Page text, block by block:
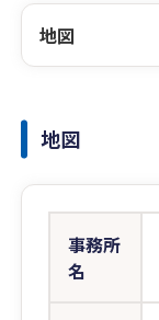
地図
地図
事務所
名